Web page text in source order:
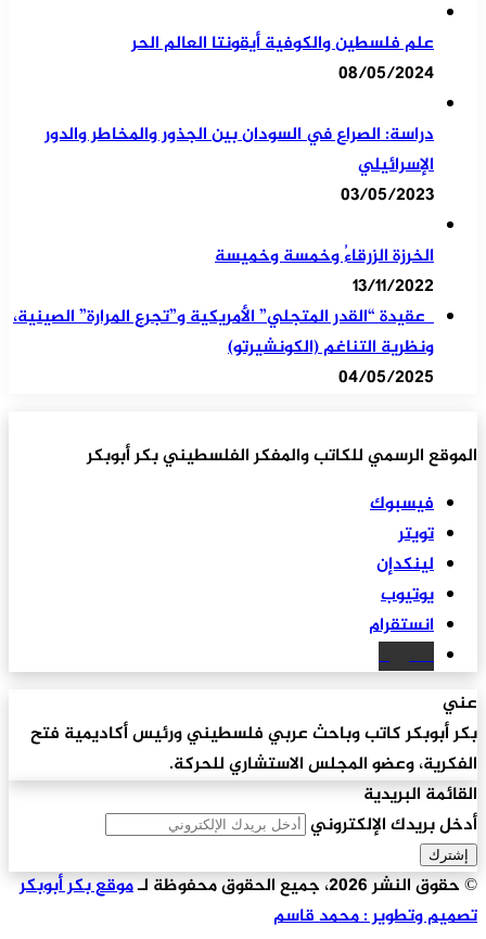
علم فلسطين والكوفية أيقونتا العالم الحر
08/05/2024
دراسة: الصراع في السودان بين الجذور والمخاطر والدور
الإسرائيلي
03/05/2023
الخرزة الزرقاءُ وخمسة وخميسة
13/11/2022
عقيدة “القدر المتجلي” الأمريكية و”تجرع المرارة” الصينية،
ونظرية التناغم (الكونشيرتو)
04/05/2025
الموقع الرسمي للكاتب والمفكر الفلسطيني بكر أبوبكر
فيسبوك
تويتر
لينكدإن
يوتيوب
انستقرام
سكريبد
عني
بكر أبوبكر كاتب وباحث عربي فلسطيني ورئيس أكاديمية فتح
الفكرية، وعضو المجلس الاستشاري للحركة.
القائمة البريدية
أدخل بريدك الإلكتروني
© حقوق النشر 2026، جميع الحقوق محفوظة لـ
موقع بكر أبوبكر
تصميم وتطوير : محمد قاسم